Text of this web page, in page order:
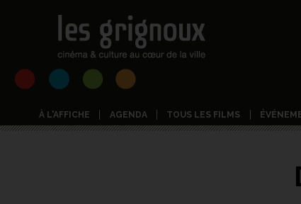
À L'AFFICHE AGENDA TOUS LES FILMS